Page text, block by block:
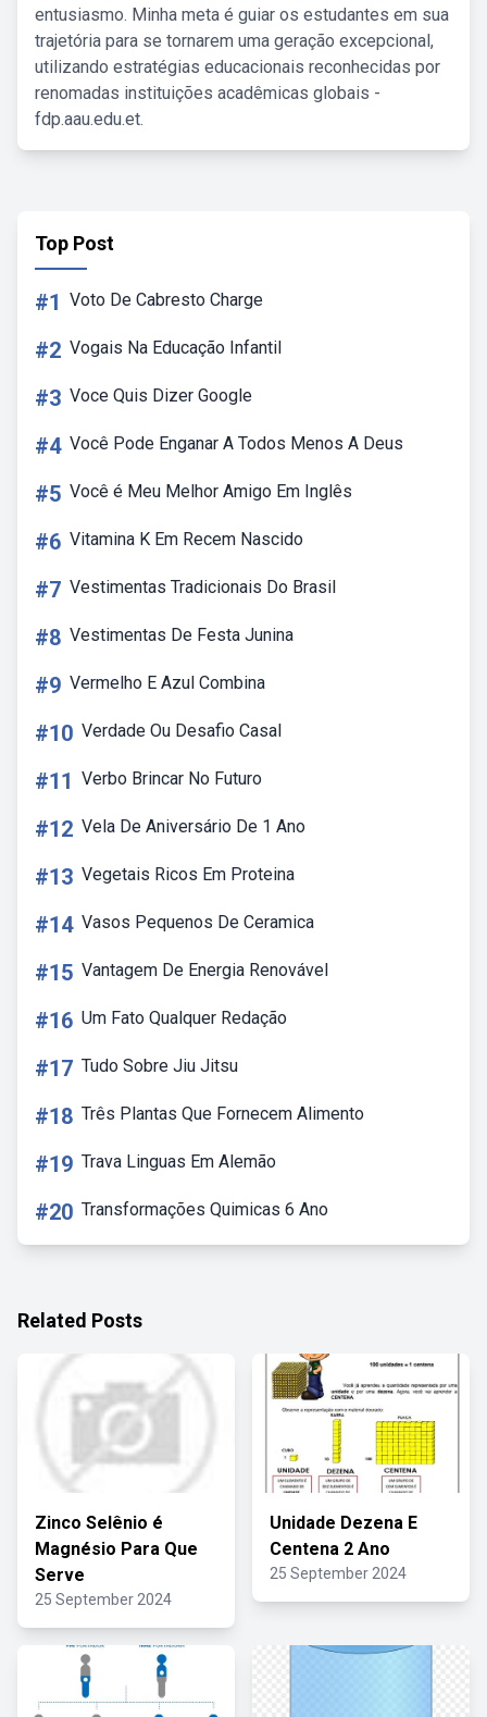
entusiasmo. Minha meta é guiar os estudantes em sua
trajetória para se tornarem uma geração excepcional,
utilizando estratégias educacionais reconhecidas por
renomadas instituições acadêmicas globais -
fdp.aau.edu.et.
Top Post
#1 Voto De Cabresto Charge
#2 Vogais Na Educação Infantil
#3 Voce Quis Dizer Google
#4 Você Pode Enganar A Todos Menos A Deus
#5 Você é Meu Melhor Amigo Em Inglês
#6 Vitamina K Em Recem Nascido
#7 Vestimentas Tradicionais Do Brasil
#8 Vestimentas De Festa Junina
#9 Vermelho E Azul Combina
#10 Verdade Ou Desafio Casal
#11 Verbo Brincar No Futuro
#12 Vela De Aniversário De 1 Ano
#13 Vegetais Ricos Em Proteina
#14 Vasos Pequenos De Ceramica
#15 Vantagem De Energia Renovável
#16 Um Fato Qualquer Redação
#17 Tudo Sobre Jiu Jitsu
#18 Três Plantas Que Fornecem Alimento
#19 Trava Linguas Em Alemão
#20 Transformações Quimicas 6 Ano
Related Posts
Zinco Selênio é
Magnésio Para Que
Serve
25 September 2024
Unidade Dezena E
Centena 2 Ano
25 September 2024